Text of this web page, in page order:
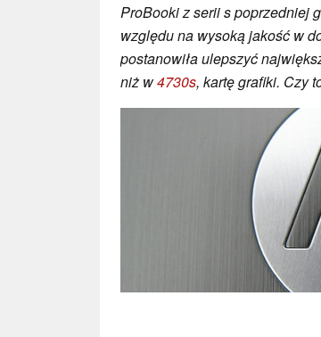
ProBooki z serii s poprzedniej
względu na wysoką jakość w
postanowiła ulepszyć
niż w4730s, kartę grafiki. Czy